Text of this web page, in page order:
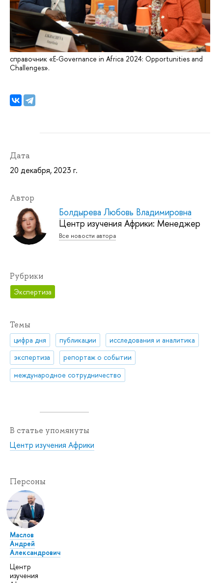
справочник «E-Governance in Africa 2024: Opportunities and
Challenges».
Дата
20 декабря, 2023 г.
Автор
Болдырева Любовь Владимировна
Центр изучения Африки: Менеджер
Все новости автора
Рубрики
Экспертиза
Темы
цифра дня публикации
исследования и аналитика
экспертиза
репортаж о событии
международное сотрудничество
В статье упомянуты
Центр изучения Африки
Персоны
Маслов
Андрей
Александрович
Центр
изучения